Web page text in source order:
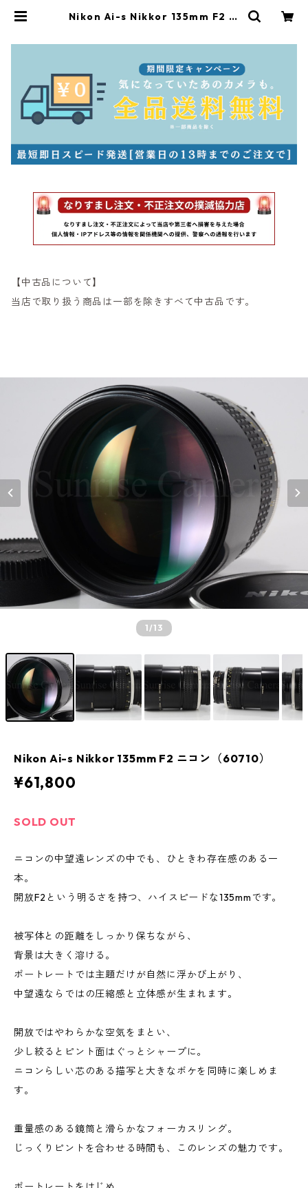
Nikon Ai-s Nikkor 135mm F2 ニ
【中古品について】
当店で取り扱う商品は一部を除きすべて中古品です。
1/13
Nikon Ai-s Nikkor 135mm F2 ニコン（60710）
¥61,800
SOLD OUT
ニコンの中望遠レンズの中でも、ひときわ存在感のある一
本。
開放F2という明るさを持つ、ハイスピードな135mmです。
被写体との距離をしっかり保ちながら、
背景は大きく溶ける。
ポートレートでは主題だけが自然に浮かび上がり、
中望遠ならではの圧縮感と立体感が生まれます。
開放ではやわらかな空気をまとい、
少し絞るとピント面はぐっとシャープに。
ニコンらしい芯のある描写と大きなボケを同時に楽しめま
す。
重量感のある鏡筒と滑らかなフォーカスリング。
じっくりピントを合わせる時間も、このレンズの魅力です。